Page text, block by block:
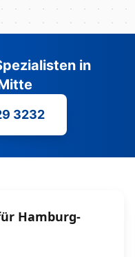
in
3232
Hamburg-